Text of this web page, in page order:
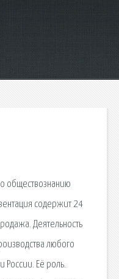
обществознанию
содержит 24
Деятельность
любого
России. Её роль.